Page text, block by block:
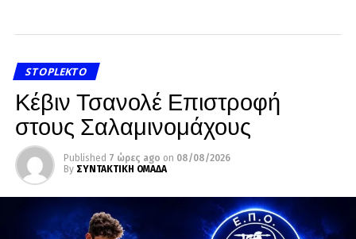
STOPLEKTO
Κέβιν Τσανολέ Επιστροφή
στους Σαλαμινομάχους
Published 7 ώρες ago on 08/08/2026
By ΣΥΝΤΑΚΤΙΚΗ ΟΜΑΔΑ